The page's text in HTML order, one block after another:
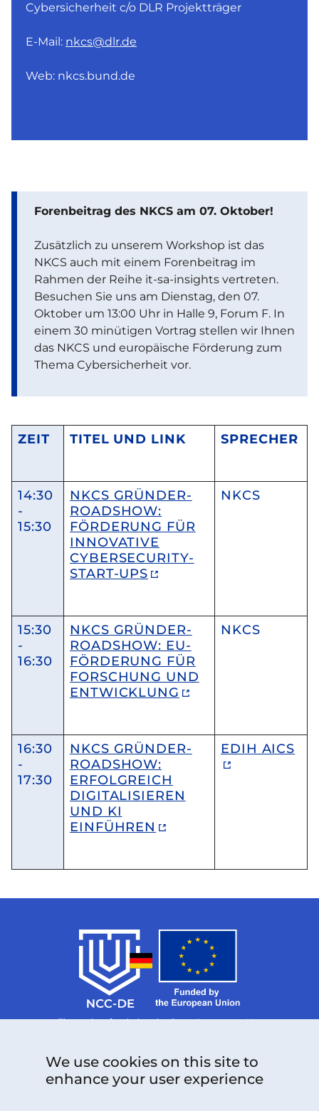
Cybersicherheit c/o DLR Projektträger
E-Mail: nkcs@dlr.de
Web: nkcs.bund.de
Forenbeitrag des NKCS am 07. Oktober!
Zusätzlich zu unserem Workshop ist das
NKCS auch mit einem Forenbeitrag im
Rahmen der Reihe it-sa-insights vertreten.
Besuchen Sie uns am Dienstag, den 07.
Oktober um 13:00 Uhr in Halle 9, Forum F. In
einem 30 minütigen Vortrag stellen wir Ihnen
das NKCS und europäische Förderung zum
Thema Cybersicherheit vor.
ZEIT TITEL UND LINK SPRECHER
14:30
-
15:30
NKCS GRÜNDER-
ROADSHOW:
FÖRDERUNG FÜR
INNOVATIVE
CYBERSECURITY-
START-UPS
NKCS
15:30
-
16:30
NKCS GRÜNDER-
ROADSHOW: EU-
FÖRDERUNG FÜR
FORSCHUNG UND
ENTWICKLUNG
NKCS
16:30
-
17:30
NKCS GRÜNDER-
ROADSHOW:
ERFOLGREICH
DIGITALISIEREN
UND KI
EINFÜHREN
EDIH AICS
The project funded under Grant Agreement No.
Follow us:
We use cookies on this site to
enhance your user experience